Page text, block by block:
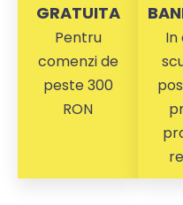
GRATUITA
Pentru
comenzi de
peste 300
RON
In